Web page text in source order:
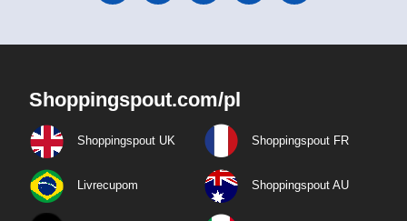
Shoppingspout.com/pl
Shoppingspout UK Shoppingspout FR
Livrecupom Shoppingspout AU